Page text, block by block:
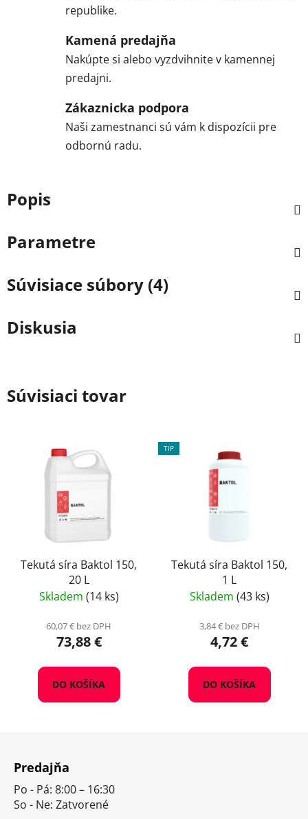
republike.
Kamená predajňa
Nakúpte si alebo vyzdvihnite v kamennej
predajni.
Zákaznicka podpora
Naši zamestnanci sú vám k dispozícii pre
odbornú radu.
Popis
Parametre
Súvisiace súbory (4)
Diskusia
Súvisiaci tovar
Tekutá síra Baktol 150,
20 L
Skladem (14 ks)
60,07 € bez DPH
73,88 €
DO KOŠÍKA
TIP
Tekutá síra Baktol 150,
1 L
Skladem (43 ks)
3,84 € bez DPH
4,72 €
DO KOŠÍKA
Predajňa
Po - Pá: 8:00 – 16:30
So - Ne: Zatvorené